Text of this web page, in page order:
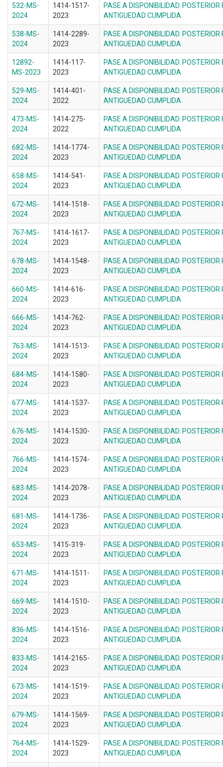
532-MS-
2024
1414-1517-
2023
PASE A DISPONIBILIDAD.
ANTIGUEDAD CUMPLIDA
538-MS-
2024
1414-2289-
2023
PASE A DISPONIBILIDAD.
ANTIGUEDAD CUMPLIDA
12892-
MS-2023
1414-117-
2023
PASE A DISPONIBILIDAD.
ANTIGUEDAD CUMPLIDA
529-MS-
2024
1414-401-
2022
PASE A DISPONIBILIDAD.
ANTIGUEDAD CUMPLIDA
473-MS-
2024
1414-275-
2022
PASE A DISPONIBILIDAD.
ANTIGUEDAD CUMPLIDA
682-MS-
2024
1414-1774-
2023
PASE A DISPONIBILIDAD.
ANTIGUEDAD CUMPLIDA
658-MS-
2024
1414-541-
2023
PASE A DISPONIBILIDAD.
ANTIGUEDAD CUMPLIDA
672-MS-
2024
1414-1518-
2023
PASE A DISPONIBILIDAD.
ANTIGUEDAD CUMPLIDA
767-MS-
2024
1414-1617-
2023
PASE A DISPONIBILIDAD.
ANTIGUEDAD CUMPLIDA
678-MS-
2024
1414-1548-
2023
PASE A DISPONIBILIDAD.
ANTIGUEDAD CUMPLIDA
660-MS-
2024
1414-616-
2023
PASE A DISPONIBILIDAD.
ANTIGUEDAD CUMPLIDA
666-MS-
2024
1414-762-
2023
PASE A DISPONIBILIDAD.
ANTIGUEDAD CUMPLIDA
763-MS-
2024
1414-1513-
2023
PASE A DISPONIBILIDAD.
ANTIGUEDAD CUMPLIDA
684-MS-
2024
1414-1580-
2023
PASE A DISPONIBILIDAD.
ANTIGUEDAD CUMPLIDA
677-MS-
2024
1414-1537-
2023
PASE A DISPONIBILIDAD.
ANTIGUEDAD CUMPLIDA
676-MS-
2024
1414-1530-
2023
PASE A DISPONIBILIDAD.
ANTIGUEDAD CUMPLIDA
766-MS-
2024
1414-1574-
2023
PASE A DISPONIBILIDAD.
ANTIGUEDAD CUMPLIDA
683-MS-
2024
1414-2078-
2023
PASE A DISPONIBILIDAD.
ANTIGUEDAD CUMPLIDA
681-MS-
2024
1414-1736-
2023
PASE A DISPONIBILIDAD.
ANTIGUEDAD CUMPLIDA
653-MS-
2024
1415-319-
2023
PASE A DISPONIBILIDAD.
ANTIGUEDAD CUMPLIDA
671-MS-
2024
1414-1511-
2023
PASE A DISPONIBILIDAD.
ANTIGUEDAD CUMPLIDA
669-MS-
2024
1414-1510-
2023
PASE A DISPONIBILIDAD.
ANTIGUEDAD CUMPLIDA
836-MS-
2024
1414-1516-
2023
PASE A DISPONIBILIDAD.
ANTIGUEDAD CUMPLIDA
833-MS-
2024
1414-2165-
2023
PASE A DISPONIBILIDAD.
ANTIGUEDAD CUMPLIDA
673-MS-
2024
1414-1519-
2023
PASE A DISPONIBILIDAD.
ANTIGUEDAD CUMPLIDA
679-MS-
2024
1414-1569-
2023
PASE A DISPONIBILIDAD.
ANTIGUEDAD CUMPLIDA
764-MS-
2024
1414-1529-
2023
PASE A DISPONIBILIDAD.
ANTIGUEDAD CUMPLIDA